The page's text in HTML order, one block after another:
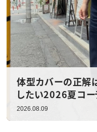
体型カバーの正解
したい2026夏コ
2026.08.09